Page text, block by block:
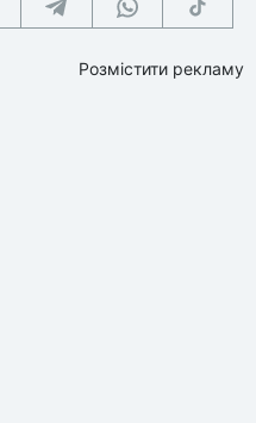
Розмістити рекламу